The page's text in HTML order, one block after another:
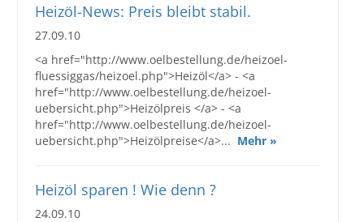
ShopHeizöl-News: Preis bleibt stabil.
27.09.10
<a href="http://www.oelbestellung.de/heizoel-
fluessiggas/heizoel.php">Heizöl</a> - <a
href="http://www.oelbestellung.de/heizoel-
uebersicht.php">Heizölpreis </a> - <a
href="http://www.oelbestellung.de/heizoel-
uebersicht.php">Heizölpreise</a>... Mehr »
Heizöl sparen ! Wie denn ?
24.09.10